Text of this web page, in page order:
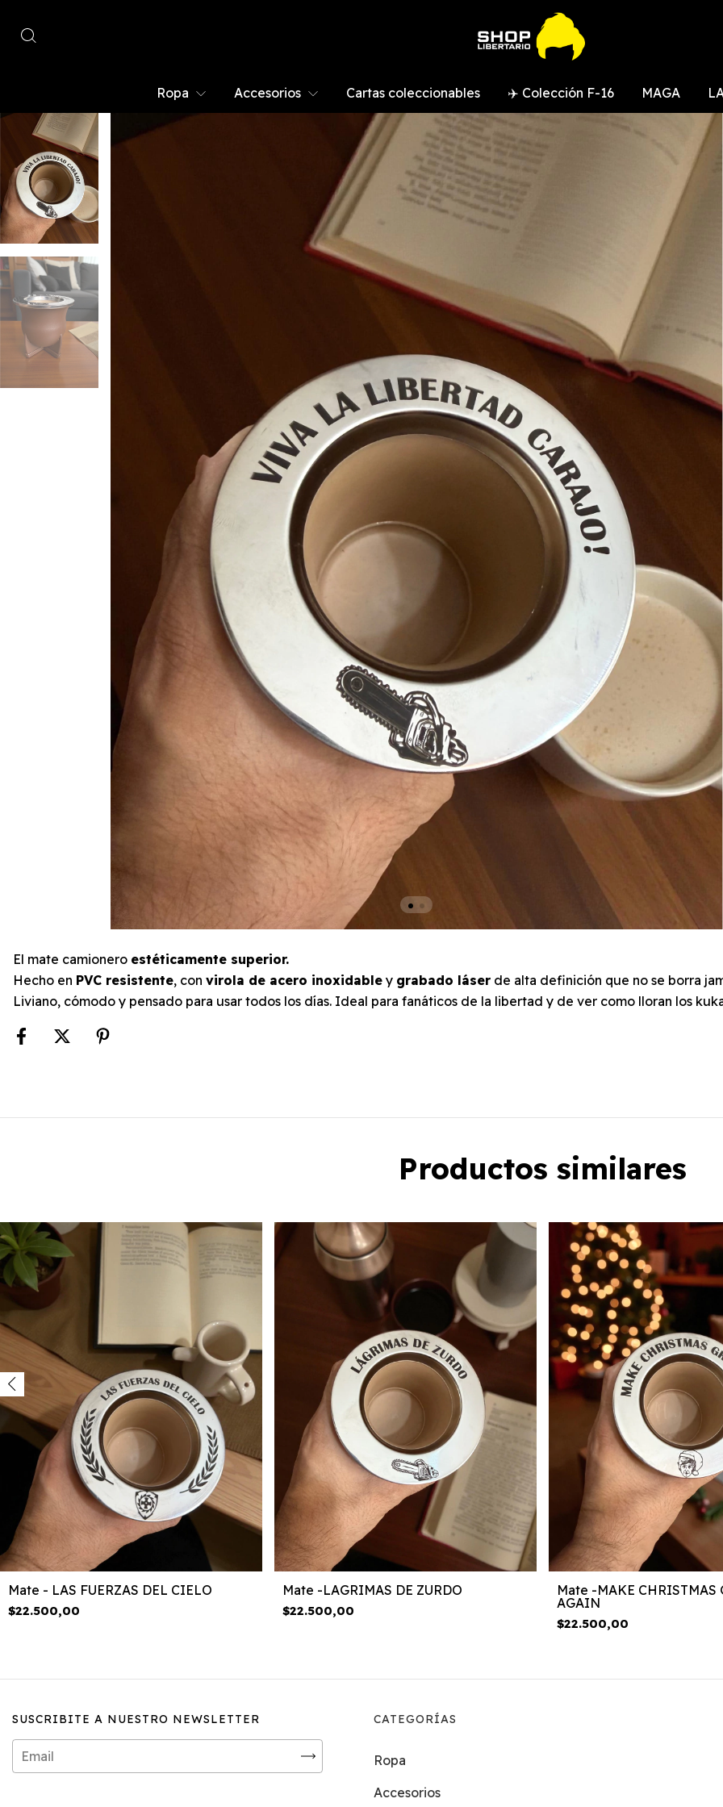
Ropa Accesorios Cartas coleccionables ✈️ Colección F-16 MAGA
El mate camionero estéticamente superior.
Hecho en PVC resistente, con virola de acero inoxidable y grabado láser de alta definición que no se borra
Liviano, cómodo y pensado para usar todos los días. Ideal para fanáticos de la libertad y de ver como lloran los
Productos similares
Mate - LAS FUERZAS DEL CIELO
$22.500,00
Mate -LAGRIMAS DE ZURDO
$22.500,00
Mate -MAKE CHRISTMAS
AGAIN
$22.500,00
SUSCRIBITE A NUESTRO NEWSLETTER CATEGORÍAS
Ropa
Accesorios